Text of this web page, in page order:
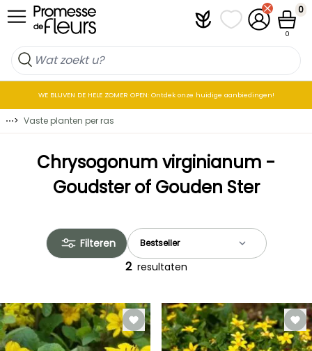
Skip to Content PlantfitMijn Mijn
0
0
WE BLIJVEN DE HELE ZOMER OPEN: Ontdek onze huidige aanbiedingen!
⋯> Vaste planten per ras
Chrysogonum virginianum -
Goudster of Gouden Ster
Filteren
2 resultaten